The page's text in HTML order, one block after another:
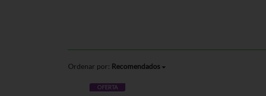
Ordenar por: Recomendados
OFERTA